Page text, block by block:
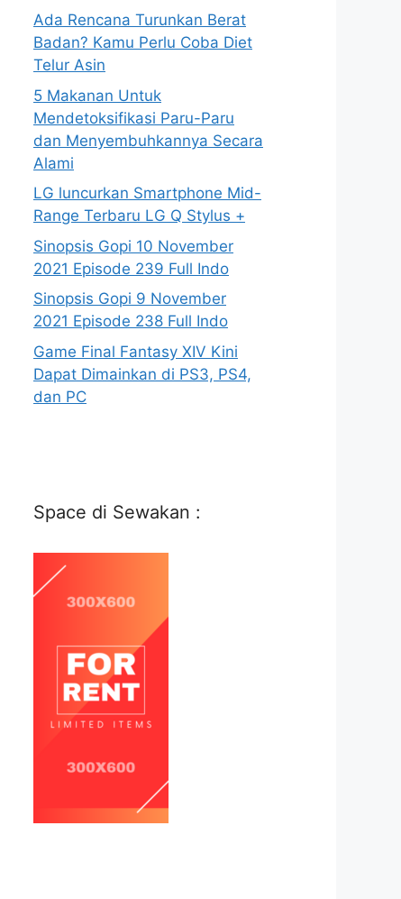
Ada Rencana Turunkan Berat
Badan? Kamu Perlu Coba Diet
Telur Asin
5 Makanan Untuk
Mendetoksifikasi Paru-Paru
dan Menyembuhkannya Secara
Alami
LG luncurkan Smartphone Mid-
Range Terbaru LG Q Stylus +
Sinopsis Gopi 10 November
2021 Episode 239 Full Indo
Sinopsis Gopi 9 November
2021 Episode 238 Full Indo
Game Final Fantasy XIV Kini
Dapat Dimainkan di PS3, PS4,
dan PC
Space di Sewakan :